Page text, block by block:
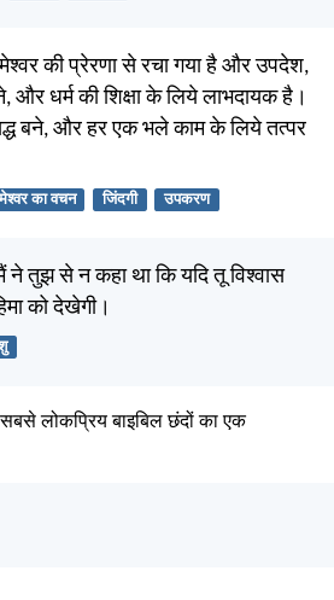
की प्रेरणा से रचा गया है और उपदेश,
धर्म की शिक्षा के लिये लाभदायक है।
बने, और हर एक भले काम के लिये तत्पर
का वचन जिंदगी उपकरण
तुझ से न कहा था कि यदि तू विश्वास
को देखेगी।
लोकप्रिय बाइबिल छंदों का एक